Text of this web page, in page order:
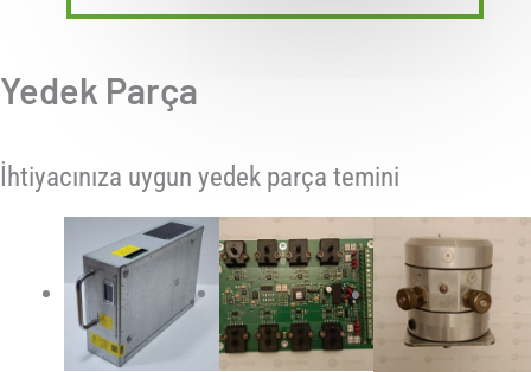
Yedek Parça
İhtiyacınıza uygun yedek parça temini